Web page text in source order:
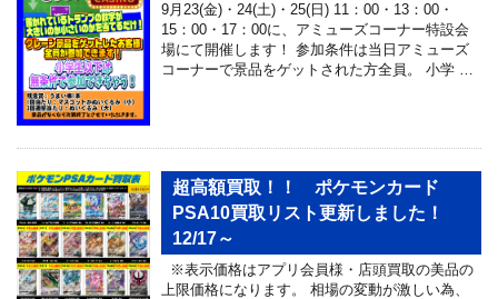
9月23(金)・24(土)・25(日) 11：00・13：00・
15：00・17：00に、アミューズコーナー特設会
場にて開催します！ 参加条件は当日アミューズ
コーナーで景品をゲットされた方全員。 小学 …
超高額買取！！ ポケモンカード
PSA10買取リスト更新しました！
12/17～
※表示価格はアプリ会員様・店頭買取の美品の
上限価格になります。 相場の変動が激しい為、